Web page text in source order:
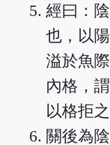
經曰：
也，以
溢於魚
內格，
以格拒
關後為